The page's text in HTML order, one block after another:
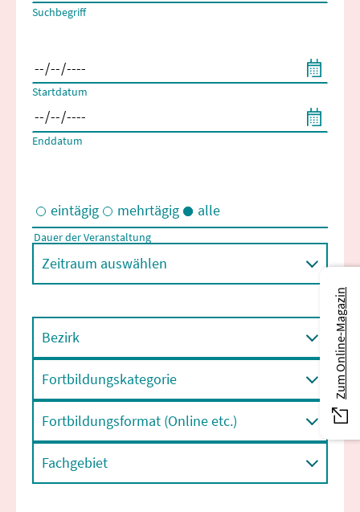
Es erscheinen Suchvorschläge, wenn mindestens 2 Zeichen
Suchbegriff
Startdatum
Enddatum
Eintägige und/oder mehrtägige Veranstaltungen
eintägig mehrtägig alle
Dauer der Veranstaltung
Zeitraum auswählen
Bezirk
Fortbildungskategorie
Fortbildungsformat (Online etc.)
Fachgebiet
Zum Online-Magazin